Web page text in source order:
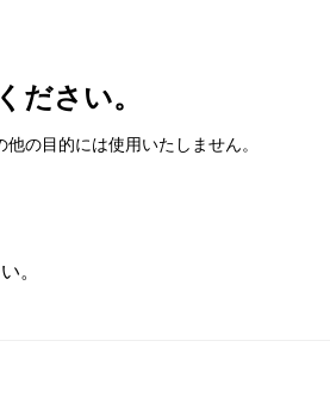
ださい。
の目的には使用いたしません。
。